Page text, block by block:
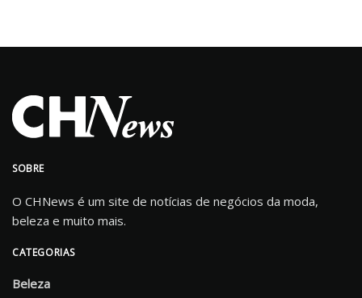
SOBRE
O CHNews é um site de notícias de negócios da moda,
beleza e muito mais.
CATEGORIAS
Beleza